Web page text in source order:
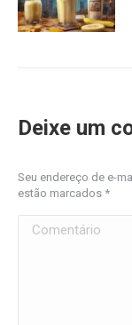
Deixe um
Seu endereço de e-
estão marcados *
Comentário